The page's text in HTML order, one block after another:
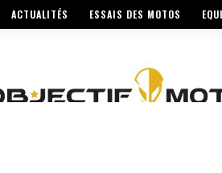
ACTUALITÉS ESSAIS DES MOTOS